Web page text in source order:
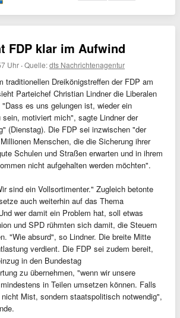
FDP klar im Aufwind
Uhr ·Quelle:dts Nachrichtenagentur
traditionellen Dreikönigstreffen der FDP am
Parteichef Christian Lindner die Liberalen
es uns gelungen ist, wieder ein
motiviert mich", sagte Lindner der
(Dienstag). Die FDP sei inzwischen "der
Menschen, die die Sicherung ihrer
Schulen und Straßen erwarten und in ihrem
nicht aufgehalten werden möchten".
sind ein Vollsortimenter." Zugleich betonte
auch weiterhin auf das Thema
wer damit ein Problem hat, soll etwas
und SPD rühmten sich damit, die Steuern
"Wie absurd", so Lindner. Die breite Mitte
verdient. Die FDP sei zudem bereit,
in den Bundestag
zu übernehmen, "wenn wir unsere
in Teilen umsetzen können. Falls
Mist, sondern staatspolitisch notwendig",